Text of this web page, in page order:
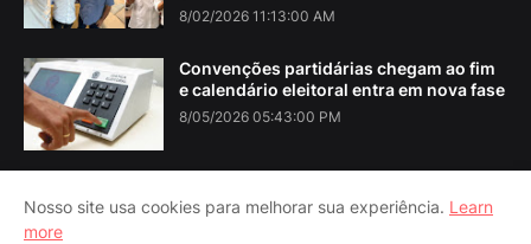
8/02/2026 11:13:00 AM
Convenções partidárias chegam ao fim
e calendário eleitoral entra em nova fase
8/05/2026 05:43:00 PM
Nosso site usa cookies para melhorar sua experiência. Learn
more